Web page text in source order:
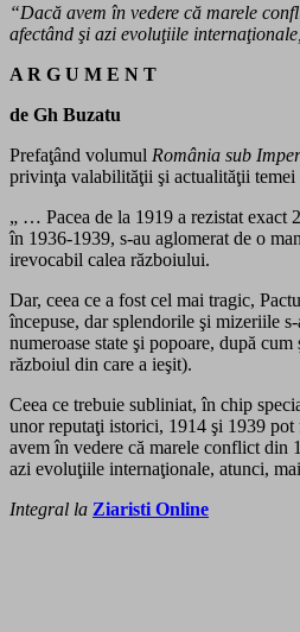
“Dacă avem în vedere că marele
afectând şi azi evoluţiile
A R G U M E N T
de Gh Buzatu
Prefaţând volumul România sub
privinţa valabilităţii şi actualităţii temei
„ … Pacea de la 1919 a rezistat exact
în 1936-1939, s-au aglomerat de o
irevocabil calea războiului.
Dar, ceea ce a fost cel mai tragic,
începuse, dar splendorile şi mizeriile
numeroase state şi popoare, după
războiul din care a ieşit).
Ceea ce trebuie subliniat, în chip
unor reputaţi istorici, 1914 şi 1939
avem în vedere că marele conflict din
azi evoluţiile internaţionale, atunci,
Integral la Ziaristi Online